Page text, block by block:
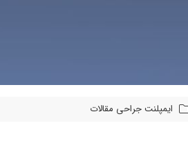
ایمپلنتجراحی مقالات